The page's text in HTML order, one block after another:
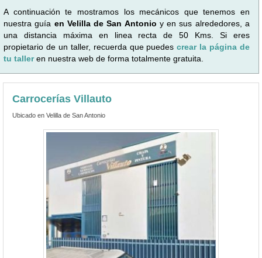
A continuación te mostramos los mecánicos que tenemos en
nuestra guía en Velilla de San Antonio y en sus alrededores, a
una distancia máxima en linea recta de 50 Kms. Si eres
propietario de un taller, recuerda que puedescrear la página de
tu talleren nuestra web de forma totalmente gratuita.
Carrocerías Villauto
Ubicado en Velilla de San Antonio